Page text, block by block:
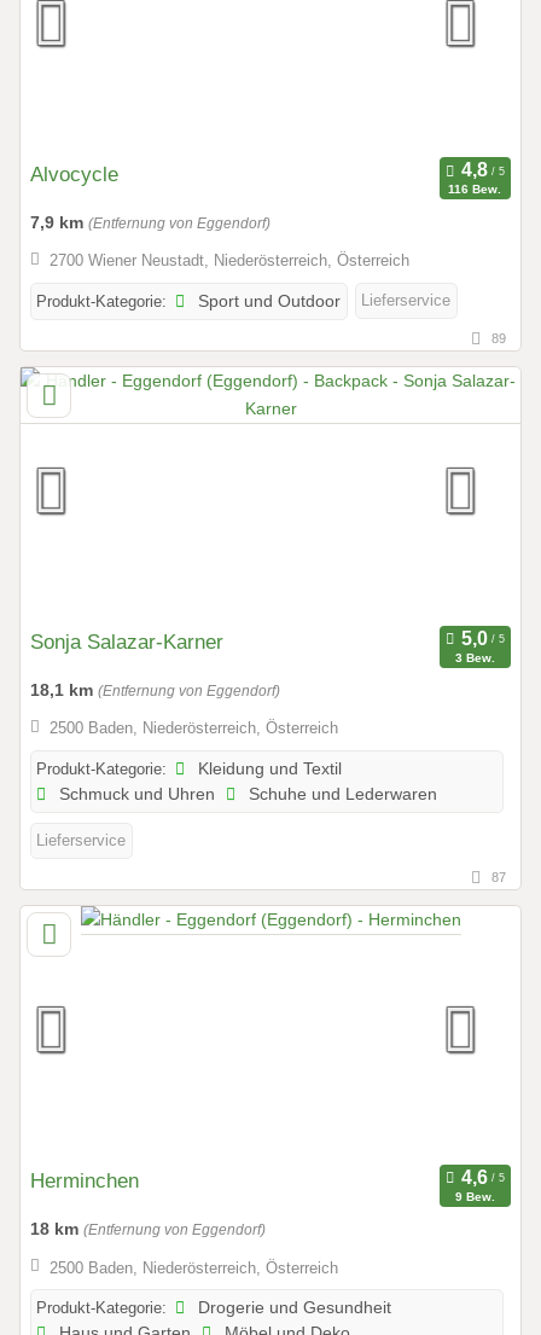
Alvocycle
116 Bew.
7,9 km (Entfernung von Eggendorf)
2700 Wiener Neustadt, Niederösterreich, Österreich
Produkt-Kategorie: Sport und Outdoor Lieferservice
89
Sonja Salazar-Karner
3 Bew.
18,1 km (Entfernung von Eggendorf)
2500 Baden, Niederösterreich, Österreich
Produkt-Kategorie:
Kleidung und Textil
Schmuck und Uhren
Schuhe und Lederwaren
Lieferservice
87
Herminchen
9 Bew.
18 km (Entfernung von Eggendorf)
2500 Baden, Niederösterreich, Österreich
Produkt-Kategorie:
Drogerie und Gesundheit